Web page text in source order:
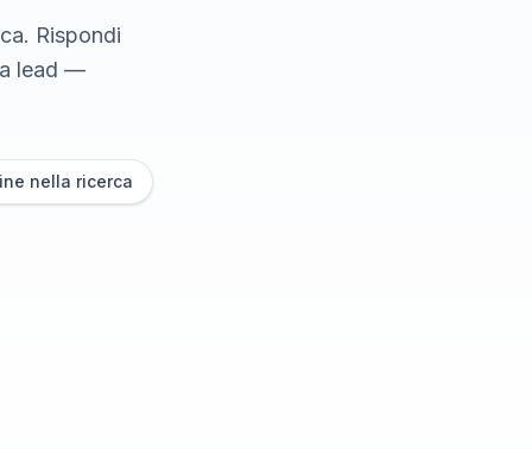
Rispondi
lead —
nella ricerca